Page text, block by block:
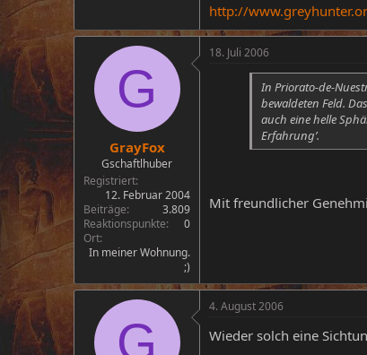
http://
G
GrayFox
Gschaftlhuber
Registriert
12. Februar 2004
Beiträge
3.809
Reaktionspunkte
0
Ort
In meiner Wohnung.
;)
18. Juli 2006
In Priorato-de-
bewaldeten Feld.
auch eine helle
Erfahrung’.
Mit freundlicher
G
4. August 2006
Wieder solch eine